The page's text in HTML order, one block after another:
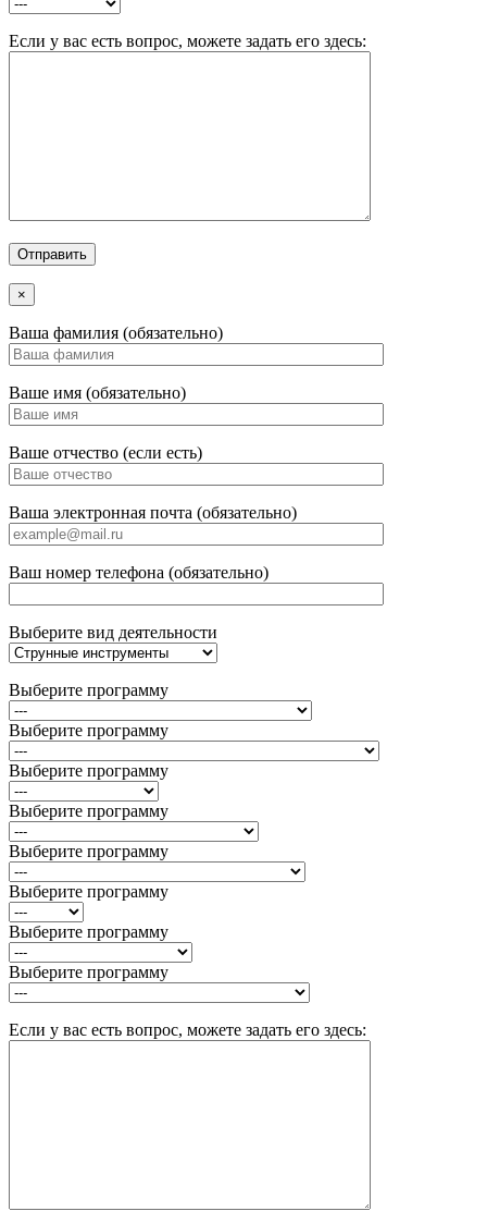
Если у вас есть вопрос, можете задать его здесь:
×
Ваша фамилия (обязательно)
Ваше имя (обязательно)
Ваше отчество (если есть)
Ваша электронная почта (обязательно)
Ваш номер телефона (обязательно)
Выберите вид деятельности
Выберите программу
Выберите программу
Выберите программу
Выберите программу
Выберите программу
Выберите программу
Выберите программу
Выберите программу
Если у вас есть вопрос, можете задать его здесь: